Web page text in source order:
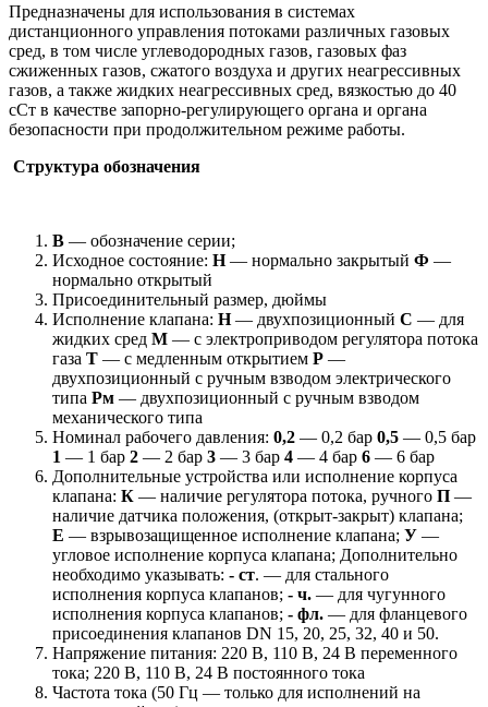
Предназначены для использования в системах
дистанционного управления потоками различных газовых
сред, в том числе углеводородных газов, газовых фаз
сжиженных газов, сжатого воздуха и других неагрессивных
газов, а также жидких неагрессивных сред, вязкостью до 40
сСт в качестве запорно-регулирующего органа и органа
безопасности при продолжительном режиме работы.
Структура обозначения
В — обозначение серии;
Исходное состояние: Н— нормально закрытый Ф —
нормально открытый
Присоединительный размер, дюймы
Исполнение клапана: Н— двухпозиционный С — для
жидких сред М — с электроприводом регулятора потока
газа Т — с медленным открытием Р —
двухпозиционный с ручным взводом электрического
типа Рм — двухпозиционный с ручным взводом
механического типа
Номинал рабочего давления: 0,2 — 0,2 бар 0,5 — 0,5 бар
1 — 1 бар 2 — 2 бар 3 — 3 бар 4 — 4 бар 6 — 6 бар
Дополнительные устройства или исполнение корпуса
клапана: К — наличие регулятора потока, ручного П —
наличие датчика положения, (открыт-закрыт) клапана;
Е — взрывозащищенное исполнение клапана; У —
угловое исполнение корпуса клапана; Дополнительно
необходимо указывать: - ст. — для стального
исполнения корпуса клапанов; - ч. — для чугунного
исполнения корпуса клапанов; - фл. — для фланцевого
присоединения клапанов DN 15, 20, 25, 32, 40 и 50.
Напряжение питания: 220 В, 110 В, 24 В переменного
тока; 220 В, 110 В, 24 В постоянного тока
Частота тока (50 Гц — только для исполнений на